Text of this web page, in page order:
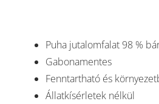
Puha jutalomfalat 98 %
Gabonamentes
Fenntartható és
Állatkísérletek nélkül